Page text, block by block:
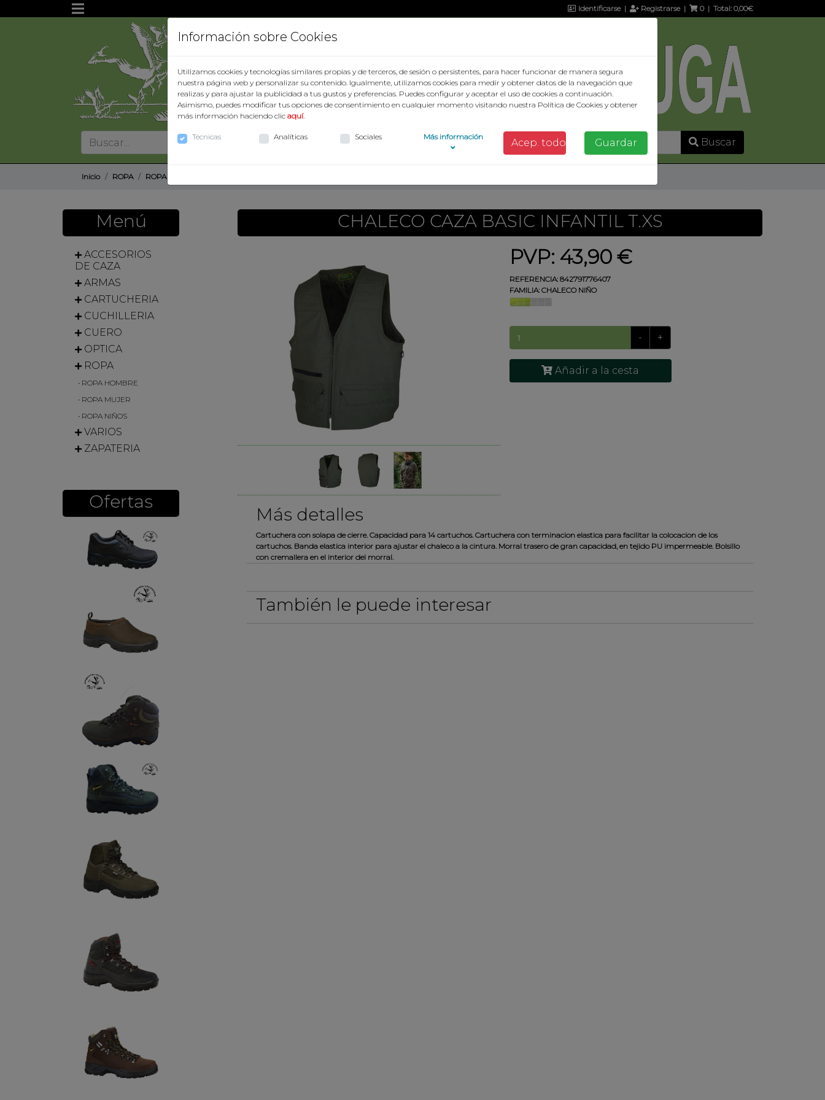
Información sobre Cookies
Utilizamos cookies y tecnologías similares propias y de terceros, de sesión o persistentes, para hacer funcionar de manera segura
nuestra página web y personalizar su contenido. Igualmente, utilizamos cookies para medir y obtener datos de la navegación que
realizas y para ajustar la publicidad a tus gustos y preferencias. Puedes configurar y aceptar el uso de cookies a continuación.
Asimismo, puedes modificar tus opciones de consentimiento en cualquier momento visitando nuestra Política de Cookies y obtener
más información haciendo clic aquí.
Técnicas Analíticas Sociales Más información
Acep. todo Guardar
Identificarse| Registrarse| 0| Total: 0,00€
y
Buscar
Inicio ROPA ROPA NIÑOS
Menú
ACCESORIOS
DE CAZA
ARMAS
CARTUCHERIA
CUCHILLERIA
CUERO
OPTICA
ROPA
• ROPA HOMBRE
• ROPA MUJER
• ROPA NIÑOS
VARIOS
ZAPATERIA
Ofertas
CHALECO CAZA BASIC INFANTIL T.XS
PVP: 43,90 €
REFERENCIA:842791776407
FAMILIA:CHALECO NIÑO
- +
Añadir a la cesta
Más detalles
Cartuchera con solapa de cierre. Capacidad para 14 cartuchos. Cartuchera con terminacion elastica para facilitar la colocacion de los
cartuchos. Banda elastica interior para ajustar el chaleco a la cintura. Morral trasero de gran capacidad, en tejido PU impermeable. Bolsillo
con cremallera en el interior del morral.
También le puede interesar